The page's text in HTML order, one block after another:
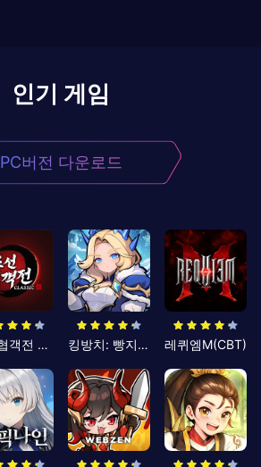
인기 게임
PC버전 다운로드
조선협객전 클래식 킹방치: 빵지의 제왕 레퀴엠M(CBT)